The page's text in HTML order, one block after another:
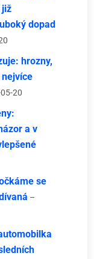
již
dopad
hrozny,
20
a v
se
–